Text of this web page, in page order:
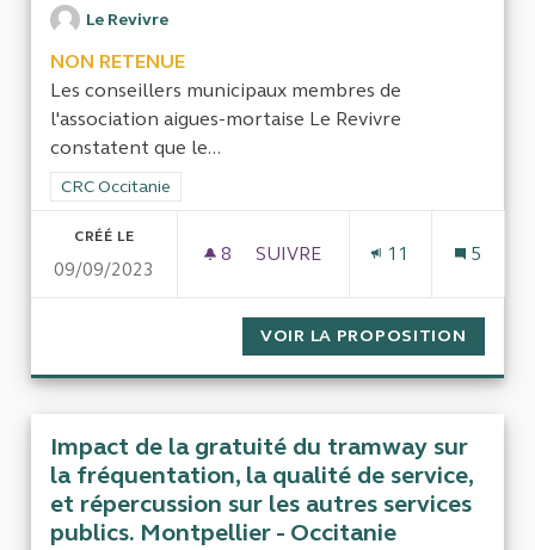
Le Revivre
NON RETENUE
Les conseillers municipaux membres de
l'association aigues-mortaise Le Revivre
constatent que le...
Filtrer les résultats de la catégorie : CRC Occitanie
CRC Occitanie
CRÉÉ LE
09/09/2023
8 8 ABONNÉS
SUIVRE
11 5
VOIR LA PROPOSITION
Impact de la gratuité du tramway sur
la fréquentation, la qualité de service,
et répercussion sur les autres services
publics. Montpellier - Occitanie